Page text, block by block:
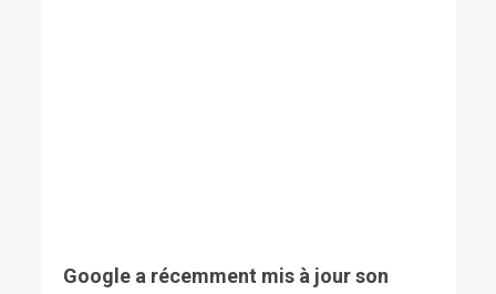
Google a récemment mis à jour son